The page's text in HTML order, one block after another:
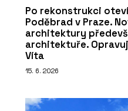
Po rekonstrukci
Poděbrad v Praze.
architektury
architektuře.
Víta
15. 6. 2026